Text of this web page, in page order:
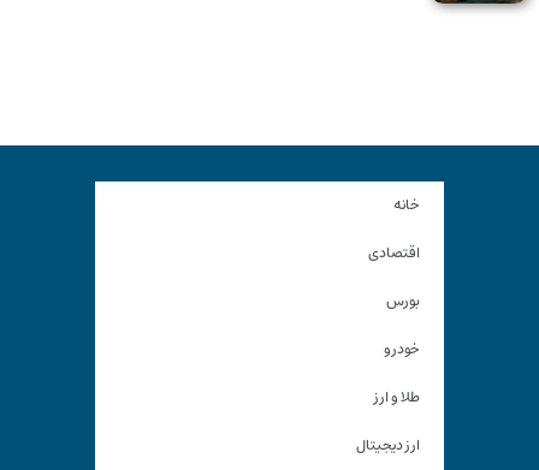
خانه
اقتصادی
بورس
خودرو
طلا و ارز
ارز دیجیتال